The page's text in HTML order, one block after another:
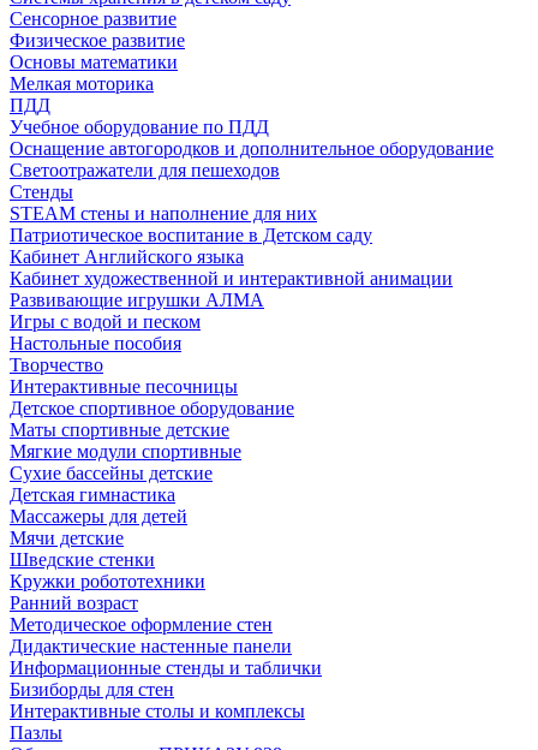
Сенсорное развитие
Физическое развитие
Основы математики
Мелкая моторика
ПДД
Учебное оборудование по ПДД
Оснащение автогородков и дополнительное оборудование
Светоотражатели для пешеходов
Стенды
STEAM стены и наполнение для них
Патриотическое воспитание в Детском саду
Кабинет Английского языка
Кабинет художественной и интерактивной анимации
Развивающие игрушки АЛМА
Игры с водой и песком
Настольные пособия
Творчество
Интерактивные песочницы
Детское спортивное оборудование
Маты спортивные детские
Мягкие модули спортивные
Сухие бассейны детские
Детская гимнастика
Массажеры для детей
Мячи детские
Шведские стенки
Кружки робототехники
Ранний возраст
Методическое оформление стен
Дидактические настенные панели
Информационные стенды и таблички
Бизиборды для стен
Интерактивные столы и комплексы
Пазлы